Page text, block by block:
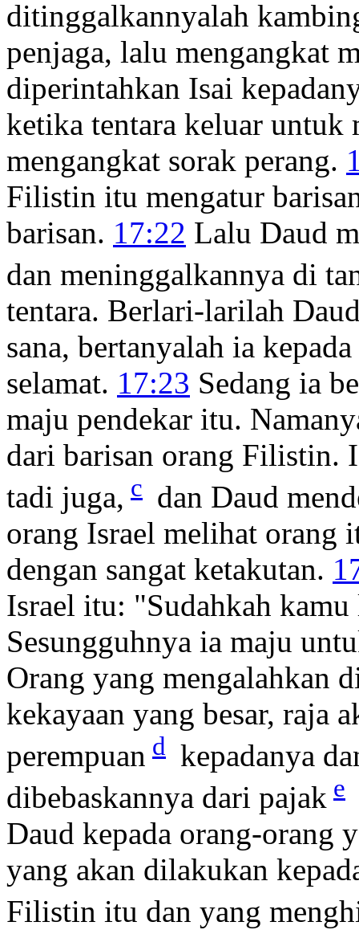
ditinggalkannyalah
penjaga, lalu mengangkat
diperintahkan Isai
ketika tentara keluar untuk
mengangkat sorak perang.
Filistin itu mengatur
barisan. 17:22 Lalu Daud
dan meninggalkannya di
tentara. Berlari-larilah
sana, bertanyalah ia
selamat. 17:23 Sedang ia
maju pendekar itu.
dari barisan orang Filistin.
tadi juga, c dan Daud
orang Israel melihat orang
dengan sangat ketakutan.
Israel itu: "Sudahkah
Sesungguhnya ia maju
Orang yang mengalahkan
kekayaan yang besar, raja
perempuan d kepadanya
dibebaskannya dari pajak e
Daud kepada orang-orang
yang akan dilakukan
Filistin itu dan yang